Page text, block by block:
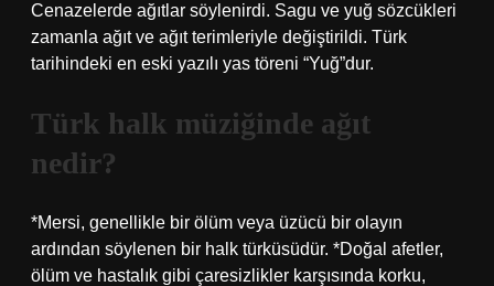
Cenazelerde ağıtlar söylenirdi. Sagu ve yuğ sözcükleri
zamanla ağıt ve ağıt terimleriyle değiştirildi. Türk
tarihindeki en eski yazılı yas töreni “Yuğ”dur.
Türk halk müziğinde ağıt
nedir?
*Mersi, genellikle bir ölüm veya üzücü bir olayın
ardından söylenen bir halk türküsüdür. *Doğal afetler,
ölüm ve hastalık gibi çaresizlikler karşısında korku,